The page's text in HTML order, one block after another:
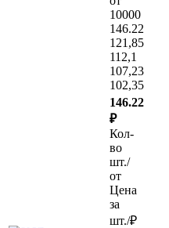
10000
146.22
121,85
112,1
107,23
102,35
146.22
₽
Кол-
во
шт./
от
Цена
за
шт./₽